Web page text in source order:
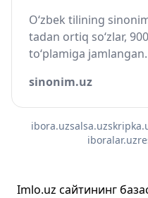
O‘zbek tilining
tadan ortiq so‘zlar,
to‘plamiga jamlangan.
sinonim.uz
ibora.uzsalsa.uz
iboralar.uz
Imlo.uz сайтининг